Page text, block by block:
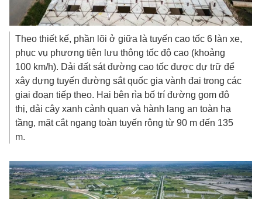
Theo thiết kế, phần lõi ở giữa là tuyến cao tốc 6 làn xe,
phục vụ phương tiện lưu thông tốc độ cao (khoảng
100 km/h). Dải đất sát đường cao tốc được dự trữ để
xây dựng tuyến đường sắt quốc gia vành đai trong các
giai đoạn tiếp theo. Hai bên rìa bố trí đường gom đô
thị, dải cây xanh cảnh quan và hành lang an toàn hạ
tầng, mặt cắt ngang toàn tuyến rộng từ 90 m đến 135
m.